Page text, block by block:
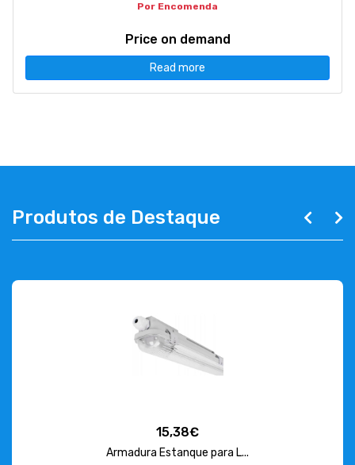
Por Encomenda
Price on demand
Read more
Produtos de Destaque
15,38€
Armadura Estanque para L...